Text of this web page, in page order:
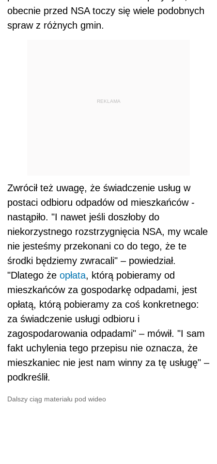
obecnie przed NSA toczy się wiele podobnych
spraw z różnych gmin.
REKLAMA
Zwrócił też uwagę, że świadczenie usług w
postaci odbioru odpadów od mieszkańców -
nastąpiło. "I nawet jeśli doszłoby do
niekorzystnego rozstrzygnięcia NSA, my wcale
nie jesteśmy przekonani co do tego, że te
środki będziemy zwracali" – powiedział.
"Dlatego że opłata, którą pobieramy od
mieszkańców za gospodarkę odpadami, jest
opłatą, którą pobieramy za coś konkretnego:
za świadczenie usługi odbioru i
zagospodarowania odpadami" – mówił. "I sam
fakt uchylenia tego przepisu nie oznacza, że
mieszkaniec nie jest nam winny za tę usługę" –
podkreślił.
Dalszy ciąg materiału pod wideo